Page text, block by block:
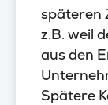
späteren
z.B. weil
aus den
Spätere